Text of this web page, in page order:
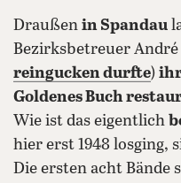
Draußen in Spandau
Bezirksbetreuer André
reingucken durfte) ihr
Goldenes Buch
Wie ist das eigentlich
hier erst 1948 losging,
Die ersten acht Bände